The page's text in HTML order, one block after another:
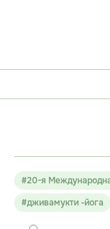
#20-я
#дживамукти -йога